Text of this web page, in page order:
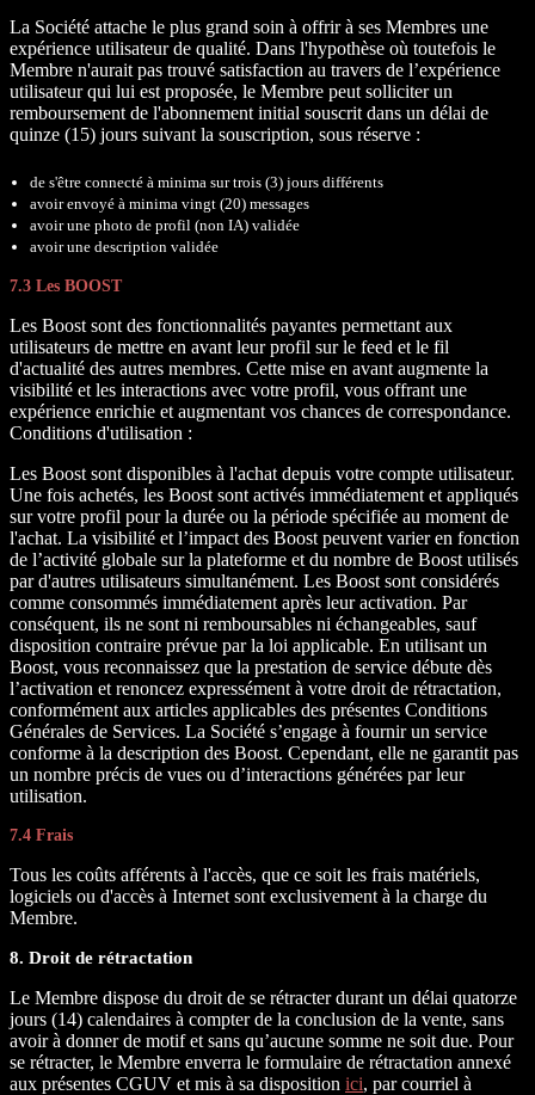
La Société attache le plus grand soin à offrir à ses Membres une
expérience utilisateur de qualité. Dans l'hypothèse où toutefois le
Membre n'aurait pas trouvé satisfaction au travers de l’expérience
utilisateur qui lui est proposée, le Membre peut solliciter un
remboursement de l'abonnement initial souscrit dans un délai de
quinze (15) jours suivant la souscription, sous réserve :
de s'être connecté à minima sur trois (3) jours différents
avoir envoyé à minima vingt (20) messages
avoir une photo de profil (non IA) validée
avoir une description validée
7.3 Les BOOST
Les Boost sont des fonctionnalités payantes permettant aux
utilisateurs de mettre en avant leur profil sur le feed et le fil
d'actualité des autres membres. Cette mise en avant augmente la
visibilité et les interactions avec votre profil, vous offrant une
expérience enrichie et augmentant vos chances de correspondance.
Conditions d'utilisation :
Les Boost sont disponibles à l'achat depuis votre compte utilisateur.
Une fois achetés, les Boost sont activés immédiatement et appliqués
sur votre profil pour la durée ou la période spécifiée au moment de
l'achat. La visibilité et l’impact des Boost peuvent varier en fonction
de l’activité globale sur la plateforme et du nombre de Boost utilisés
par d'autres utilisateurs simultanément. Les Boost sont considérés
comme consommés immédiatement après leur activation. Par
conséquent, ils ne sont ni remboursables ni échangeables, sauf
disposition contraire prévue par la loi applicable. En utilisant un
Boost, vous reconnaissez que la prestation de service débute dès
l’activation et renoncez expressément à votre droit de rétractation,
conformément aux articles applicables des présentes Conditions
Générales de Services. La Société s’engage à fournir un service
conforme à la description des Boost. Cependant, elle ne garantit pas
un nombre précis de vues ou d’interactions générées par leur
utilisation.
7.4 Frais
Tous les coûts afférents à l'accès, que ce soit les frais matériels,
logiciels ou d'accès à Internet sont exclusivement à la charge du
Membre.
8. Droit de rétractation
Le Membre dispose du droit de se rétracter durant un délai quatorze
jours (14) calendaires à compter de la conclusion de la vente, sans
avoir à donner de motif et sans qu’aucune somme ne soit due. Pour
se rétracter, le Membre enverra le formulaire de rétractation annexé
aux présentes CGUV et mis à sa disposition ici, par courriel à